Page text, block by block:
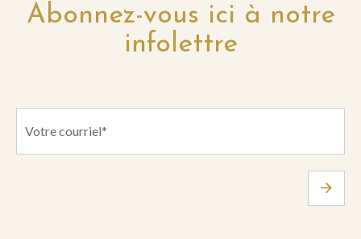
Abonnez-vous ici à notre
infolettre